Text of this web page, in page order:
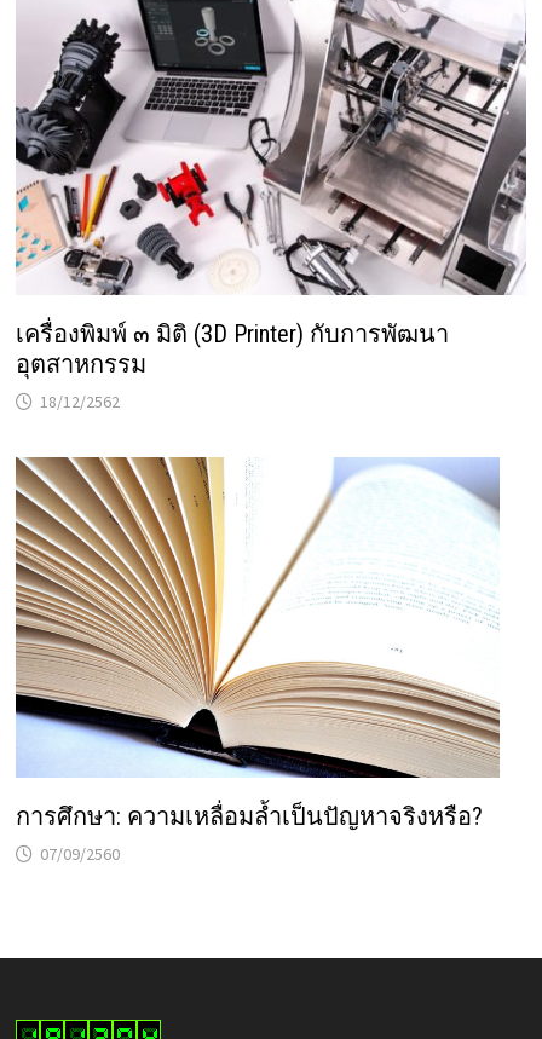
เครื่องพิมพ์ ๓ มิติ (3D Printer) กับการพัฒนา
อุตสาหกรรม
18/12/2562
การศึกษา: ความเหลื่อมล้ำเป็นปัญหาจริงหรือ?
07/09/2560